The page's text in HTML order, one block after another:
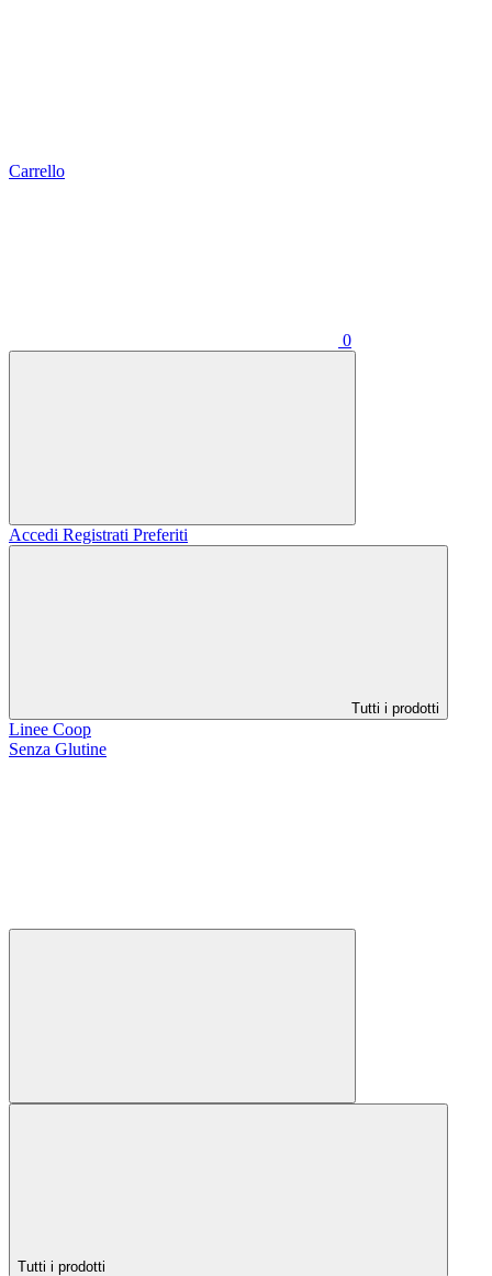
Carrello
0
Accedi Registrati Preferiti
Tutti i prodotti
Linee Coop
Senza Glutine
Tutti i prodotti